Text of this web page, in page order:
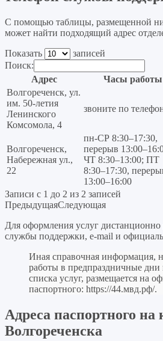
С помощью таблицы, размещенной
может найти подходящий адрес
Показать
записей
Поиск:
Адрес
Часы работы
Волгореченск, ул.
им. 50-летия
Ленинского
Комсомола, 4
звоните по
Волгореченск,
Набережная ул.,
22
пн-СР 8:30–17:30,
перерыв
ЧТ 8:30–13:00; ПТ
8:30–17:30,
13:00–16:00
Записи с 1 до 2 из 2 записей
ПредыдущаяСледующая
Для оформления услуг дистанционно
службы поддержки, e-mail и
Иная справочная информация,
работы в предпраздничные
списка услуг, размещается на
паспортного: https://44.мвд.рф/.
Адреса паспортного на
Волгореченска